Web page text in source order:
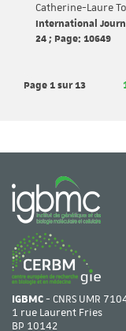
Catherine-Laure
International
24 ; Page: 10649
Page 1sur 13
IGBMC- CNRS UMR
1 rue Laurent Fries
BP 10142